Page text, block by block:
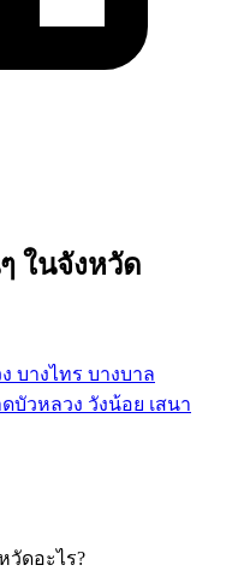
ในจังหวัด
บางไทร บางบาล
บัวหลวง วังน้อย เสนา
วัดอะไร?